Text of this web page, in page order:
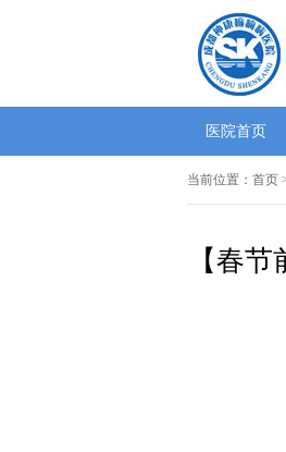
医院首页
当前位置： 首页
【春